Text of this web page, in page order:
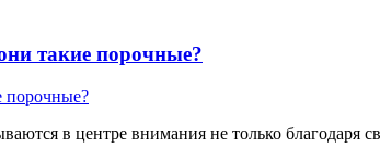
такие порочные?
в центре внимания не только благодаря